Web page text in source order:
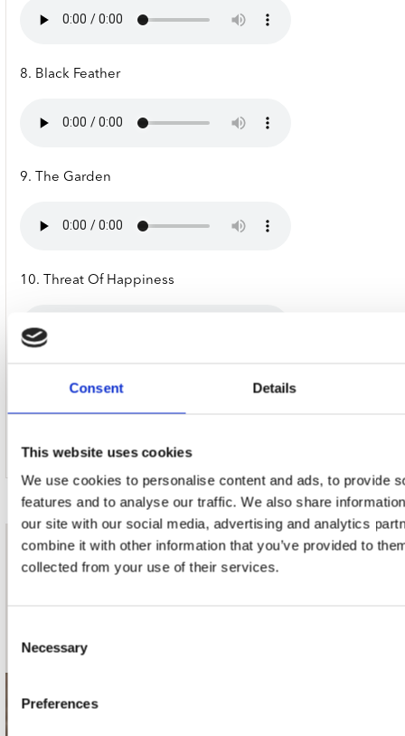
Consent Details
This website uses cookies
We use cookies to personalise content and ads, to provide
features and to analyse our traffic. We also share
our site with our social media, advertising and analytics
combine it with other information that you’ve provided to
collected from your use of their services.
Selection
Necessary
Preferences
8. Black Feather
9. The Garden
10. Threat Of Happiness
11. Goodbye
nieuwsbrief
contact